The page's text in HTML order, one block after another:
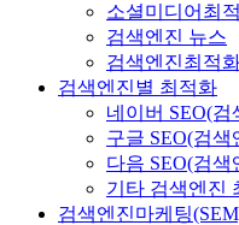
소셜미디어최
검색엔진 뉴스
검색엔진최적
검색엔진별 최적화
네이버 SEO(
구글 SEO(검
다음 SEO(검
기타 검색엔진
검색엔진마케팅